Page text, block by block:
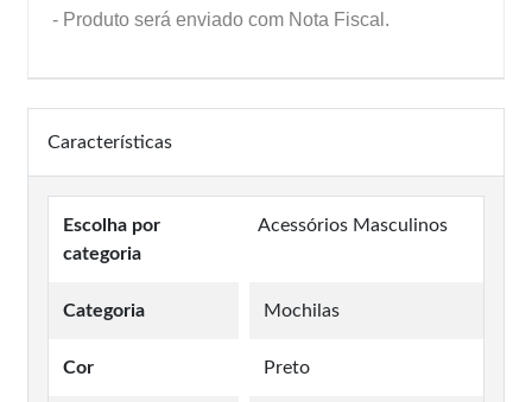
- Produto será enviado com Nota Fiscal.
Características
Escolha por
categoria
Acessórios Masculinos
Categoria Mochilas
Cor Preto